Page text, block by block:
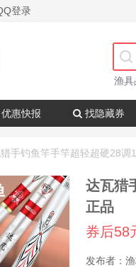
登录
渔具
优惠快报 找隐藏券
达瓦猎
正品
券后58